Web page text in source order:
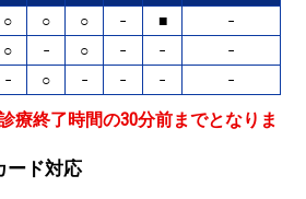
○ ○ ○ − ■
−
○ − ○ − −
−
− ○ − − − −
療終了時間の30分前までとなりま
ード対応